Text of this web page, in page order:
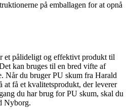
på emballagen for at opnå
et pålideligt og effektivt produkt til
kan bruges til en bred vifte af
Når du bruger PU skum fra Harald
få et kvalitetsprodukt, der leverer
du har brug for PU skum, skal du
Nyborg.